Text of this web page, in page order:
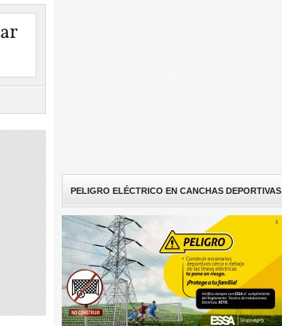
PELIGRO ELÉCTRICO EN CANCHAS DEPORTIVAS